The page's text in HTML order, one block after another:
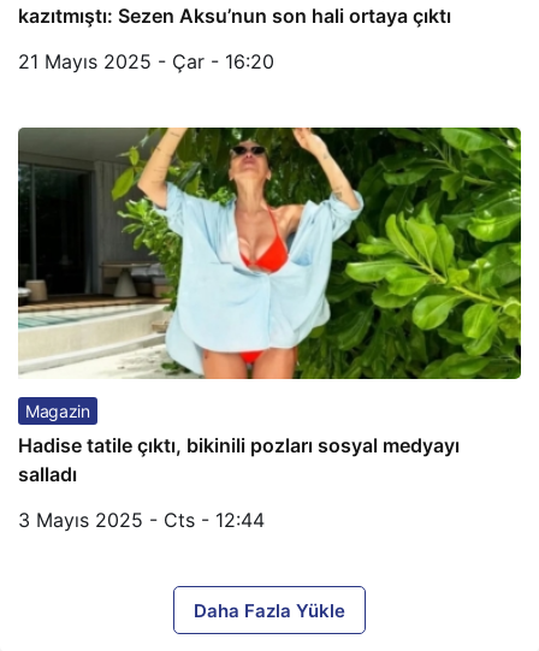
kazıtmıştı: Sezen Aksu’nun son hali ortaya çıktı
21 Mayıs 2025 - Çar - 16:20
Magazin
Hadise tatile çıktı, bikinili pozları sosyal medyayı
salladı
3 Mayıs 2025 - Cts - 12:44
Daha Fazla Yükle